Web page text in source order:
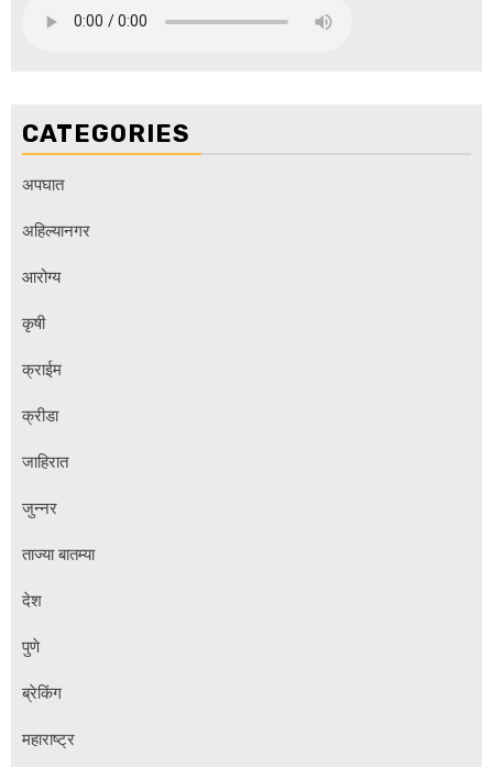
CATEGORIES
अपघात
अहिल्यानगर
आरोग्य
कृषी
क्राईम
क्रीडा
जाहिरात
जुन्नर
ताज्या बातम्या
देश
पुणे
ब्रेकिंग
महाराष्ट्र